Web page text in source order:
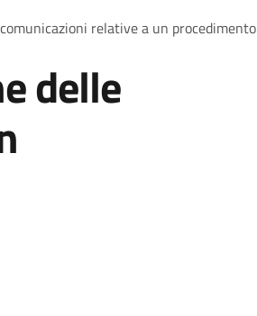
relative a un procedimento
delle